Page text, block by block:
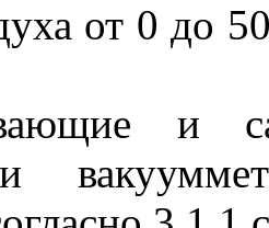
от 0 до
и